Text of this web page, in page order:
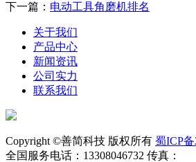
下一篇： 电动工具角磨机排名
关于我们
产品中心
新闻资讯
公司实力
联系我们
Copyright ©善简科技 版权所有 蜀ICP备
全国服务电话：13308046732 传真：